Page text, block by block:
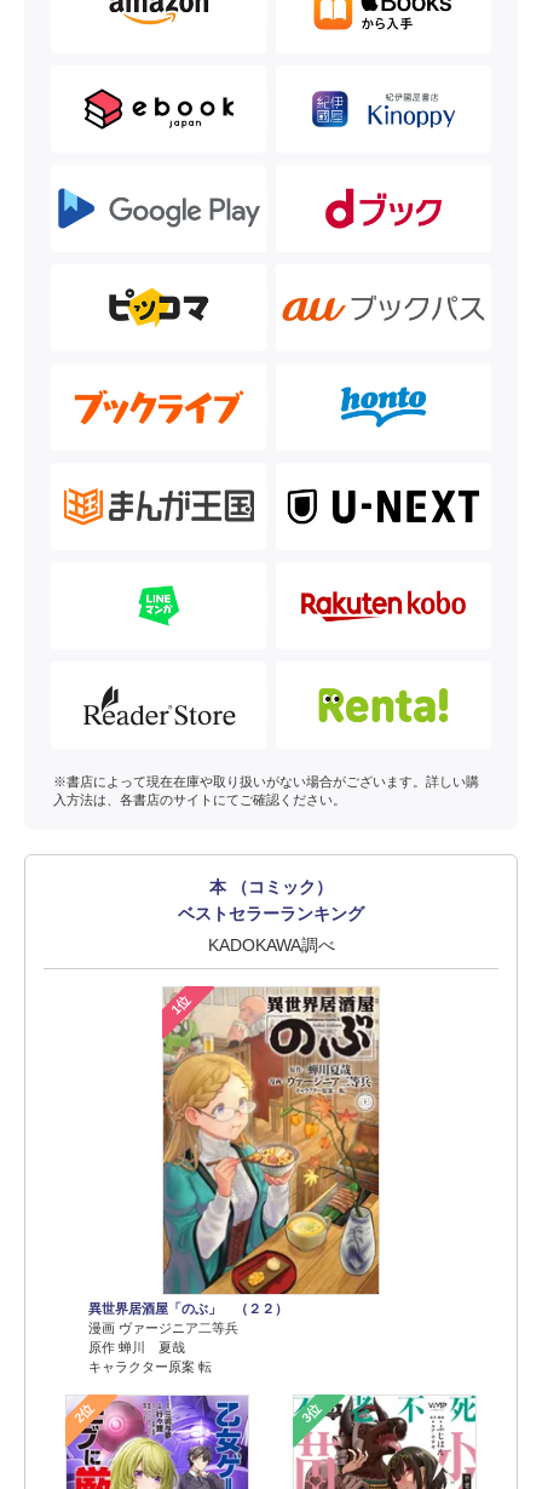
※書店によって現在在庫や取り扱いがない場合がございます。詳しい購
入方法は、各書店のサイトにてご確認ください。
本 （コミック）
ベストセラーランキング
KADOKAWA調べ
1位
異世界居酒屋「のぶ」 （２２）
漫画 ヴァージニア二等兵
原作 蝉川 夏哉
キャラクター原案 転
2位 3位